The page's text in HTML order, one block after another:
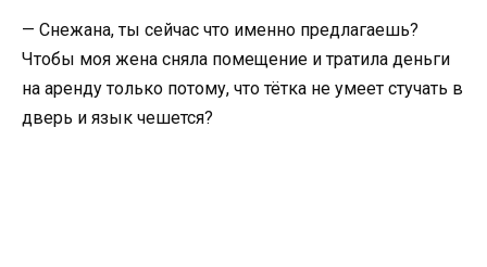
— Снежана, ты сейчас что именно предлагаешь?
Чтобы моя жена сняла помещение и тратила деньги
на аренду только потому, что тётка не умеет стучать в
дверь и язык чешется?